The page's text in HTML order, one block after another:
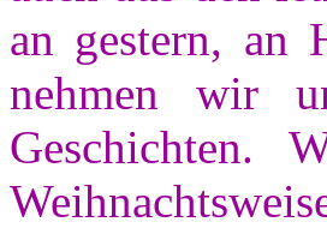
an gestern, an
nehmen wir
Geschichten.